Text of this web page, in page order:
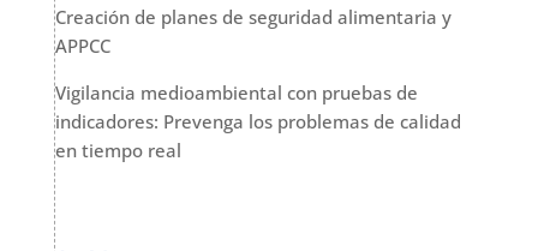
Creación de planes de seguridad alimentaria y
APPCC
Vigilancia medioambiental con pruebas de
indicadores: Prevenga los problemas de calidad
en tiempo real